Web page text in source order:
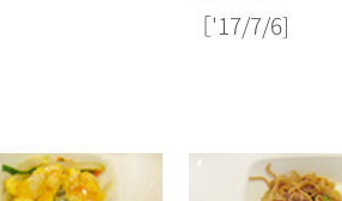
［'17/7/6]